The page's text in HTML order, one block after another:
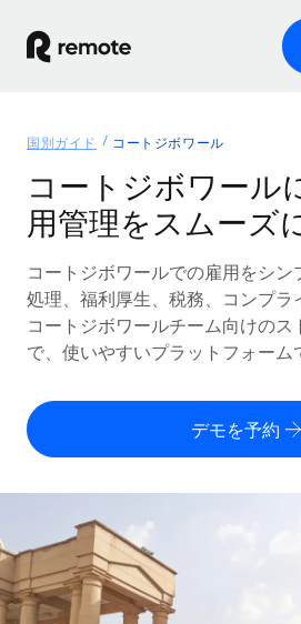
グローバル雇用
グローバル給与処理
コンプライアンス対応の給与処理を
Employer of Record（EOR）
グローバル展開をコストをかけずに
Contractor of Record
世界中の契約社員と法令を遵守して
世界中の契約社員をオンボーディン
PEO
複雑な雇用関連業務を外部委託
ソリューション
各国の制度に対応
国別ガイド
/国別のグローバル雇用支援を検索す
Remoteを他社と比較
成長の段階
スタートアップ
リソース
ツールと計算ツール
従業員コスト計算ツール
グローバルな契約社員向けに、通貨
ドを確認する
価格
English
Nederlands
Français
国別ガイド コートジボワール
コートジボワール
用管理をスムーズ
コートジボワールでの雇用をシ
処理、福利厚生、税務、コンプラ
コートジボワールチーム向けのス
で、使いやすいプラットフォーム
デモを予約